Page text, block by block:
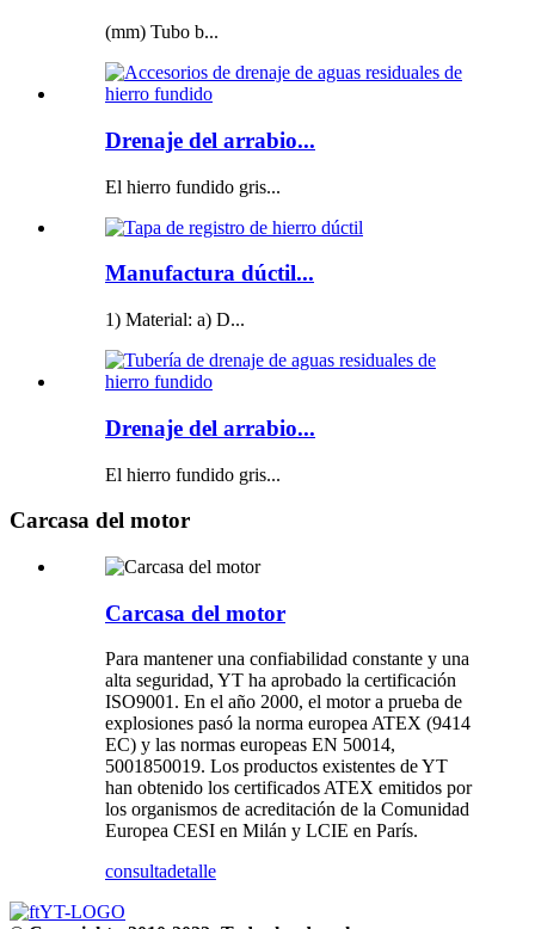
(mm) Tubo b...
Drenaje del arrabio...
El hierro fundido gris...
Manufactura dúctil...
1) Material: a) D...
Drenaje del arrabio...
El hierro fundido gris...
Carcasa del motor
Carcasa del motor
Para mantener una confiabilidad constante y una
alta seguridad, YT ha aprobado la certificación
ISO9001. En el año 2000, el motor a prueba de
explosiones pasó la norma europea ATEX (9414
EC) y las normas europeas EN 50014,
5001850019. Los productos existentes de YT
han obtenido los certificados ATEX emitidos por
los organismos de acreditación de la Comunidad
Europea CESI en Milán y LCIE en París.
consultadetalle